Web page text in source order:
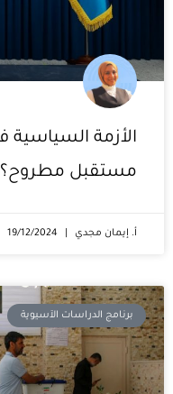
الأزمة السياسية
مستقبل مطروح؟
أ. إيمان مجدي
برنامج الدراسات الآسيوية